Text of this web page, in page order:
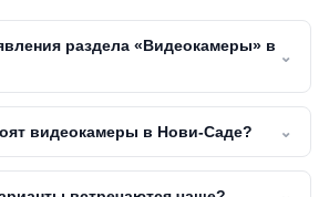
раздела «Видеокамеры» в
⌄
видеокамеры в Нови-Саде? ⌄